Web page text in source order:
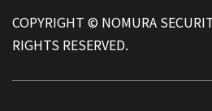
COPYRIGHT © NOMURA
RIGHTS RESERVED.